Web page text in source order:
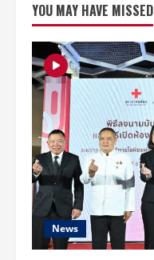
บ้าน
ใหม่
มี
สนาม
แข่ง
รถ
โก
คาร์ท
ใน
บ้าน
YOU MAY HAVE MISSED
News